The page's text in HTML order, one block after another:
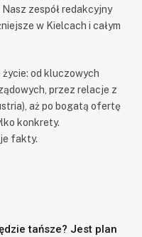
zespół redakcyjny
w Kielcach i całym
życie: od kluczowych
przez relacje z
aż po bogatą ofertę
konkrety.
fakty.
tańsze? Jest plan